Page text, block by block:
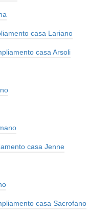
casa Lariano
casa Arsoli
casa Jenne
casa Sacrofano